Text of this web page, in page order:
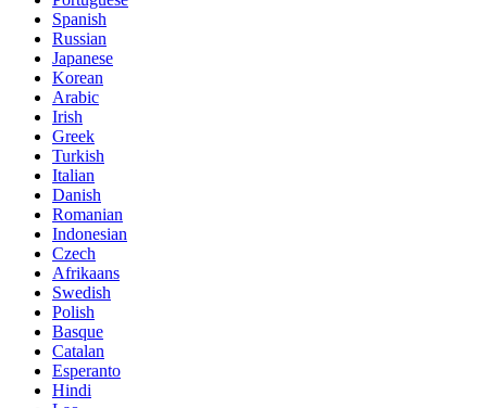
Spanish
Russian
Japanese
Korean
Arabic
Irish
Greek
Turkish
Italian
Danish
Romanian
Indonesian
Czech
Afrikaans
Swedish
Polish
Basque
Catalan
Esperanto
Hindi